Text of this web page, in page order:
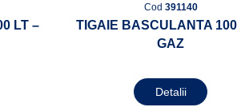
LT –
Cod 391140
TIGAIE BASCULANTA
GAZ
Detalii